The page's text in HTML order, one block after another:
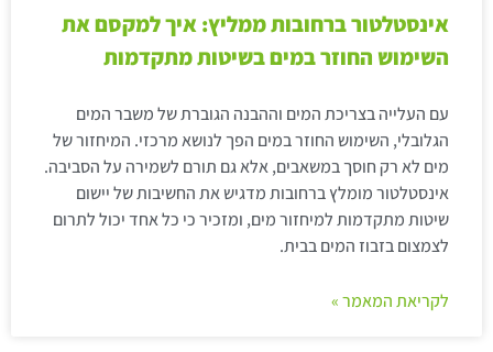
אינסטלטור ברחובות ממליץ: איך למקסם את
השימוש החוזר במים בשיטות מתקדמות
עם העלייה בצריכת המים וההבנה הגוברת של משבר המים
הגלובלי, השימוש החוזר במים הפך לנושא מרכזי. המיחזור של
מים לא רק חוסך במשאבים, אלא גם תורם לשמירה על הסביבה.
אינסטלטור מומלץ ברחובות מדגיש את החשיבות של יישום
שיטות מתקדמות למיחזור מים, ומזכיר כי כל אחד יכול לתרום
לצמצום בזבוז המים בבית.
לקריאת המאמר »